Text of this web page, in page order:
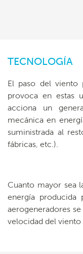
TECNOLOGÍA
El paso del viento
provoca en estas
acciona un
mecánica en
suministrada al
fábricas, etc.).
Cuanto mayor sea
energía producida
aerogeneradores
velocidad del viento